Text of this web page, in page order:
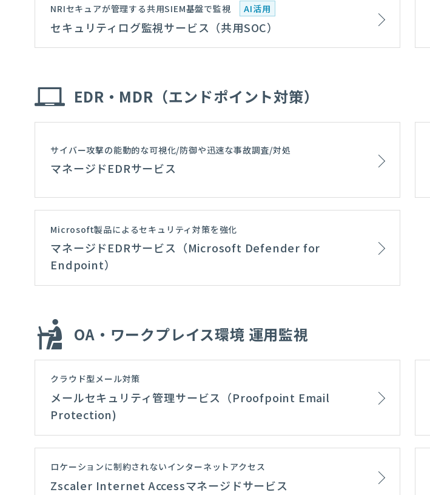
NRIセキュアが管理する共用SIEM基盤で監視 AI活用
セキュリティログ監視サービス（共用SOC）
EDR・MDR（エンドポイント対策）
サイバー攻撃の能動的な可視化/防御や迅速な事故調査/対処
マネージドEDRサービス
Microsoft製品によるセキュリティ対策を強化
マネージドEDRサービス（Microsoft Defender for
Endpoint）
OA・ワークプレイス環境 運用監視
クラウド型メール対策
メールセキュリティ管理サービス（Proofpoint Email
Protection)
ロケーションに制約されないインターネットアクセス
Zscaler Internet Accessマネージドサービス